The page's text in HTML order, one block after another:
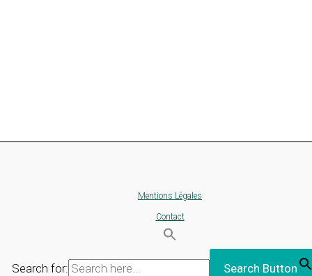
Mentions Légales
Contact
Search for: Search Button